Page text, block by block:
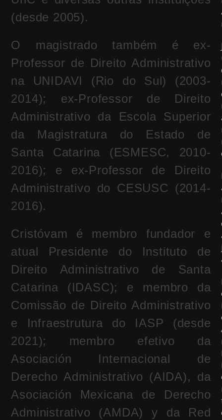
(desde 2005).
O magistrado também é ex-
Professor de Direito Administrativo
na UNIDAVI (Rio do Sul) (2003-
2014); ex-Professor de Direito
Administrativo da Escola Superior
da Magistratura do Estado de
Santa Catarina (ESMESC, 2010-
2016); e ex-Professor de Direito
Administrativo do CESUSC (2014-
2016).
Cristóvam é membro fundador e
atual Presidente do Instituto de
Direito Administrativo de Santa
Catarina (IDASC); e membro da
Comissão de Direito Administrativo
e Infraestrutura do IASP (desde
2021); membro efetivo da
Asociación Internacional de
Derecho Administrativo (AIDA), da
Asociación Mexicana de Derecho
Administrativo (AMDA) y da Red